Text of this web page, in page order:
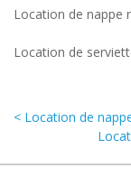
Location de nappe
Location de
< Location de